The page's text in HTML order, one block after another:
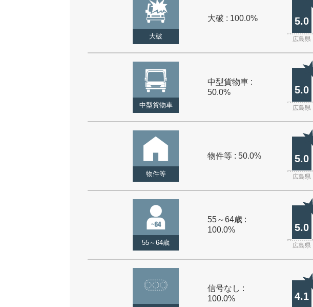
大破
大破 : 100.0% 5.0
広島県
中型貨物車
中型貨物車 :
50.0%
5.0
広島県
物件等
物件等 : 50.0% 5.0
広島県
55～64歳
55～64歳 :
100.0%
5.0
広島県
信号なし :
100.0%
4.1